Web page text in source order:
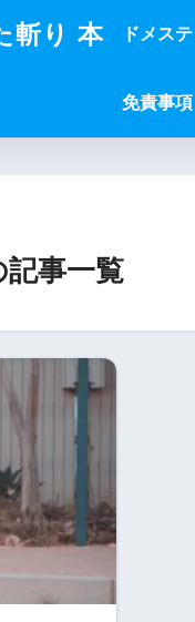
斬り 本 ドメス
免責事項
記事一覧